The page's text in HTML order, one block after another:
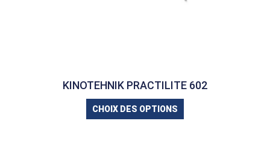
KINOTEHNIK PRACTILITE 602
CHOIX DES OPTIONS